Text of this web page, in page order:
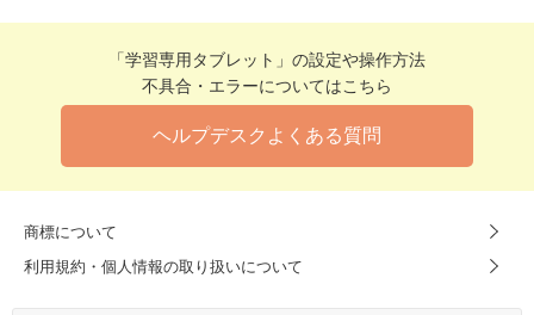
「学習専用タブレット」の設定や操作方法
不具合・エラーについてはこちら
ヘルプデスクよくある質問
商標について
利用規約・個人情報の取り扱いについて